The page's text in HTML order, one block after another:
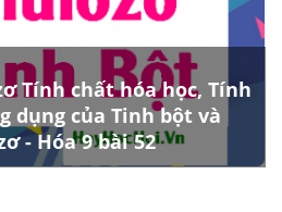
Tính chất hóa học, Tính
dụng của Tinh bột và
- Hóa 9 bài 52